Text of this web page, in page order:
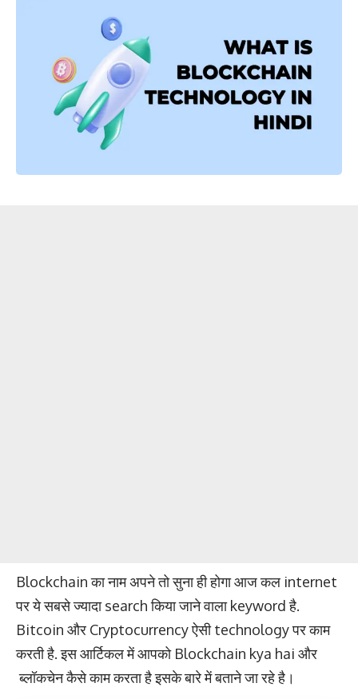
Blockchain का नाम अपने तो सुना ही होगा आज कल internet
पर ये सबसे ज्यादा search किया जाने वाला keyword है.
Bitcoin और Cryptocurrency ऐसी technology पर काम
करती है. इस आर्टिकल में आपको Blockchain kya hai और
ब्लॉकचेन कैसे काम करता है इसके बारे में बताने जा रहे है।